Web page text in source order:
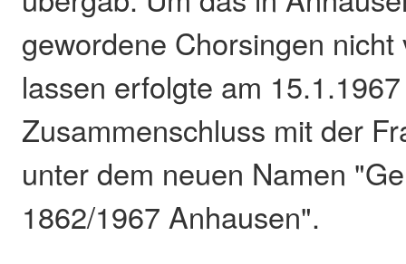
gewordene Chorsingen nicht
lassen erfolgte am
Zusammenschluss mit der
unter dem neuen Namen
1862/1967 Anhausen".